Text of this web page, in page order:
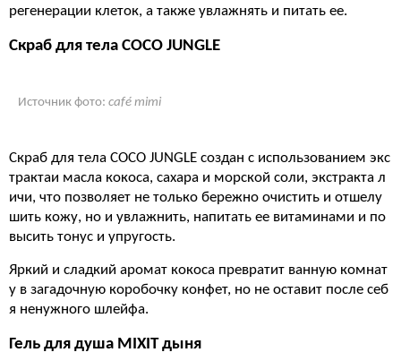
регенерации клеток, а также увлажнять и питать ее.
Скраб для тела COCO JUNGLE
Источник фото: café mimi
Скраб для тела COCO JUNGLE создан с использованием экс
трактаи масла кокоса, сахара и морской соли, экстракта л
ичи, что позволяет не только бережно очистить и отшелу
шить кожу, но и увлажнить, напитать ее витаминами и по
высить тонус и упругость.
Яркий и сладкий аромат кокоса превратит ванную комнат
у в загадочную коробочку конфет, но не оставит после себ
я ненужного шлейфа.
Гель для душа MIXIT дыня